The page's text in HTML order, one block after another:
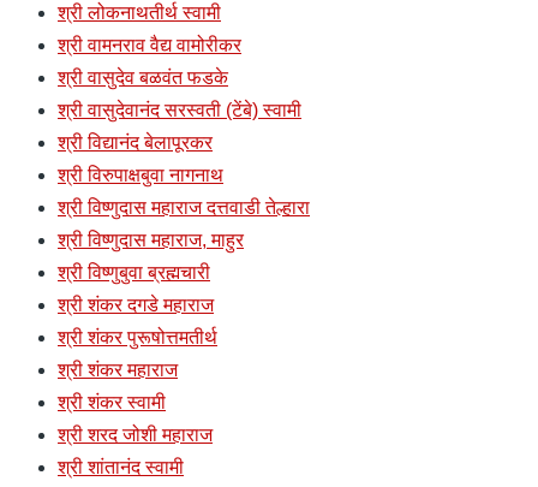
श्री लोकनाथतीर्थ स्वामी
श्री वामनराव वैद्य वामोरीकर
श्री वासुदेव बळवंत फडके
श्री वासुदेवानंद सरस्वती (टेंबे) स्वामी
श्री विद्यानंद बेलापूरकर
श्री विरुपाक्षबुवा नागनाथ
श्री विष्णुदास महाराज दत्तवाडी तेल्हारा
श्री विष्णुदास महाराज, माहुर
श्री विष्णुबुवा ब्रह्मचारी
श्री शंकर दगडे महाराज
श्री शंकर पुरूषोत्तमतीर्थ
श्री शंकर महाराज
श्री शंकर स्वामी
श्री शरद जोशी महाराज
श्री शांतानंद स्वामी